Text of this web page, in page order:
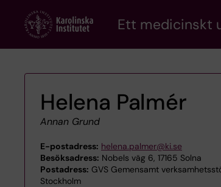
content
Ett medicinskt
Helena Palmér
Annan Grund
E-postadress: helena.palmer@ki.se
Besöksadress: Nobels väg 6, 17165 Solna
Postadress: GVS Gemensamt
Stockholm